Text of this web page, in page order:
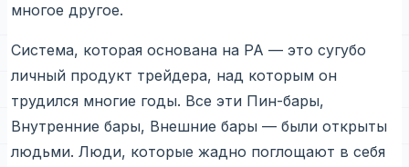
многое другое.
Система, которая основана на РА — это сугубо
личный продукт трейдера, над которым он
трудился многие годы. Все эти Пин-бары,
Внутренние бары, Внешние бары — были открыты
людьми. Люди, которые жадно поглощают в себя